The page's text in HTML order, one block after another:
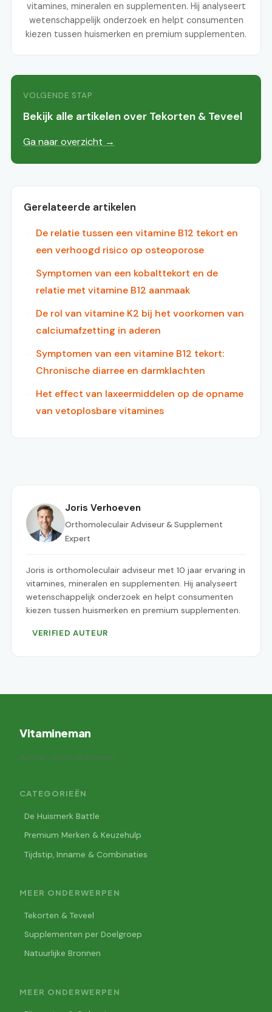
vitamines, mineralen en supplementen. Hij analyseert
wetenschappelijk onderzoek en helpt consumenten
kiezen tussen huismerken en premium supplementen.
VOLGENDE STAP
Bekijk alle artikelen over Tekorten & Teveel
Ga naar overzicht →
Gerelateerde artikelen
De relatie tussen een vitamine B12 tekort en
een verhoogd risico op osteoporose
Symptomen van een kobalttekort en de
relatie met vitamine B12 aanmaak
De rol van vitamine K2 bij het voorkomen van
calciumafzetting in aderen
Symptomen van een vitamine B12 tekort:
Chronische diarree en darmklachten
Het effect van laxeermiddelen op de opname
van vetoplosbare vitamines
Joris Verhoeven
Orthomoleculair Adviseur & Supplement
Expert
Joris is orthomoleculair adviseur met 10 jaar ervaring in
vitamines, mineralen en supplementen. Hij analyseert
wetenschappelijk onderzoek en helpt consumenten
kiezen tussen huismerken en premium supplementen.
VERIFIED AUTEUR
Vitamineman
Auteur: Joris Verhoeven
CATEGORIEËN
De Huismerk Battle
Premium Merken & Keuzehulp
Tijdstip, Inname & Combinaties
MEER ONDERWERPEN
Tekorten & Teveel
Supplementen per Doelgroep
Natuurlijke Bronnen
MEER ONDERWERPEN